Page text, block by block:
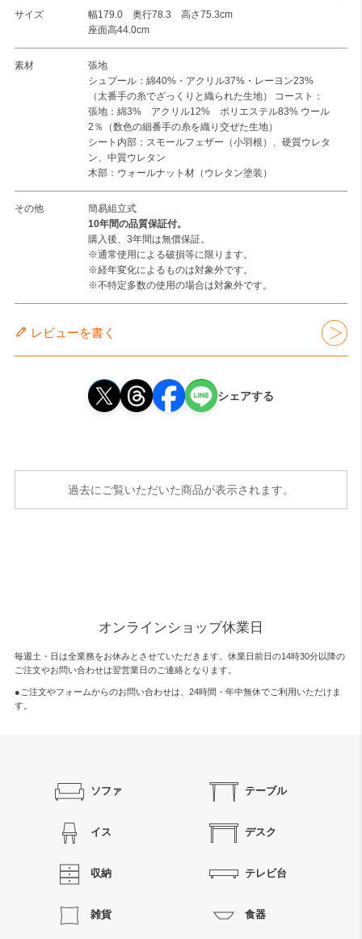
サイズ
幅179.0 奥行78.3 高さ75.3cm
座面高44.0cm
素材
張地
シュプール：綿40%・アクリル37%・レーヨン23%
（太番手の糸でざっくりと織られた生地） コースト：
張地：綿3% アクリル12% ポリエステル83% ウール
2％（数色の細番手の糸を織り交ぜた生地）
シート内部：スモールフェザー（小羽根）、硬質ウレタ
ン、中質ウレタン
木部：ウォールナット材（ウレタン塗装）
その他
簡易組立式
10年間の品質保証付。
購入後、3年間は無償保証。
※通常使用による破損等に限ります。
※経年変化によるものは対象外です。
※不特定多数の使用の場合は対象外です。
レビューを書く
シェアする
過去にご覧いただいた商品が表示されます。
オンラインショップ休業日
毎週土・日は全業務をお休みとさせていただきます。休業日前日の14時30分以降の
ご注文やお問い合わせは翌営業日のご連絡となります。
●ご注文やフォームからのお問い合わせは、 24時間・年中無休でご利用いただけま
す。
ソファ テーブル
イス デスク
収納 テレビ台
雑貨 食器